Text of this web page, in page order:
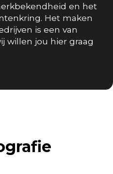
en het
Het maken
is een van
willen jou hier graag